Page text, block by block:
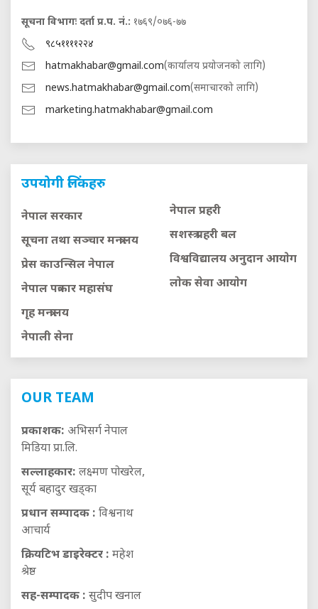
सूचना विभागः दर्ता प्र.प. नं.: १७६९/०७६-७७
९८५११११२२४
hatmakhabar@gmail.com(कार्यालय प्रयोजनको लागि)
news.hatmakhabar@gmail.com(समाचारको लागि)
marketing.hatmakhabar@gmail.com
उपयोगी लिंकहरु
नेपाल सरकार
सूचना तथा सञ्चार मन्त्रालय
प्रेस काउन्सिल नेपाल
नेपाल पत्रकार महासंघ
गृह मन्त्रालय
नेपाली सेना
नेपाल प्रहरी
सशस्त्र प्रहरी बल
विश्वविद्यालय अनुदान आयाेग
लाेक सेवा आयाेग
OUR TEAM
प्रकाशक: अभिसर्ग नेपाल
मिडिया प्रा.लि.
सल्लाहकार: लक्ष्मण पोखरेल,
सूर्य बहादुर खड्का
प्रधान सम्पादक : विश्वनाथ
आचार्य
क्रियटिभ डाइरेक्टर : महेश
श्रेष्ठ
सह-सम्पादक : सुदीप खनाल